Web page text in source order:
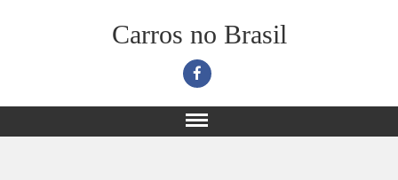
Carros no Brasil